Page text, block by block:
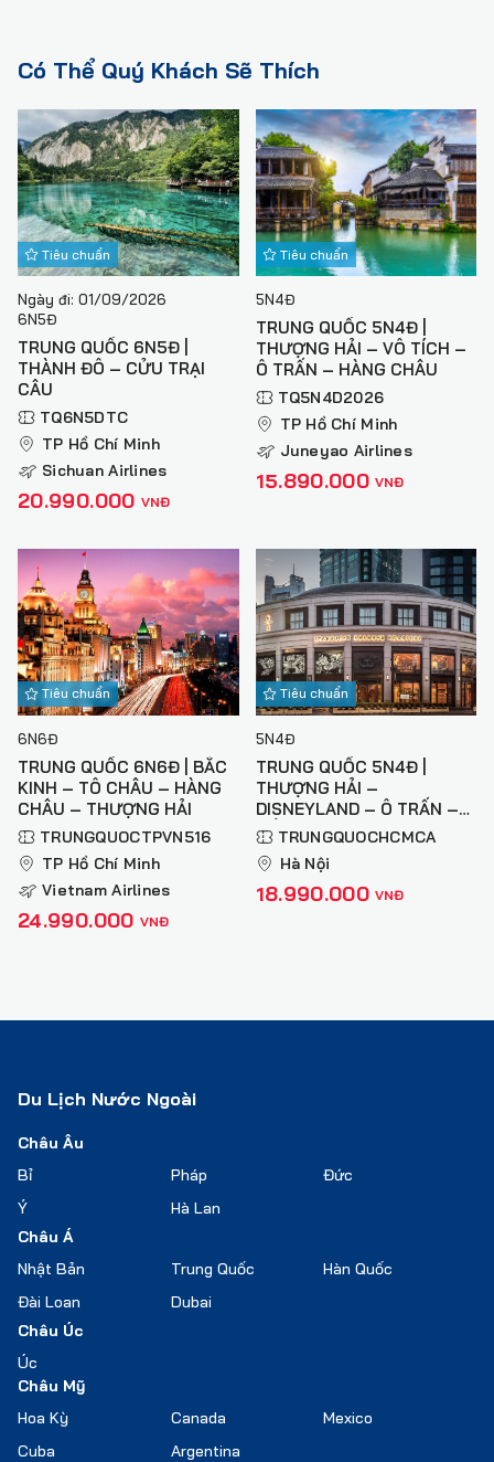
Từ 29 đến 15 ngày: 90% giá tour.
Trong vòng 14 ngày: 100% giá tour.
Thời gian hủy tour được tính là ngày làm việc, không tính
thứ bảy, chủ nhật và các ngày lễ, tết. Hủy tour được xem
là thành công khi có xác nhận của Lửa Việt bằng email
hoặc văn bản.
Có Thể Quý Khách Sẽ Thích
Tiêu chuẩn
Ngày đi: 01/09/2026
6N5Đ
TRUNG QUỐC 6N5Đ |
THÀNH ĐÔ – CỬU TRẠI
CÂU
TQ6N5DTC
TP Hồ Chí Minh
Sichuan Airlines
20.990.000 VNĐ
Tiêu chuẩn
5N4Đ
TRUNG QUỐC 5N4Đ |
THƯỢNG HẢI – VÔ TÍCH –
Ô TRẤN – HÀNG CHÂU
TQ5N4D2026
TP Hồ Chí Minh
Juneyao Airlines
15.890.000 VNĐ
Tiêu chuẩn
6N6Đ
TRUNG QUỐC 6N6Đ | BẮC
KINH – TÔ CHÂU – HÀNG
CHÂU – THƯỢNG HẢI
TRUNGQUOCTPVN516
TP Hồ Chí Minh
Vietnam Airlines
24.990.000 VNĐ
Tiêu chuẩn
5N4Đ
TRUNG QUỐC 5N4Đ |
THƯỢNG HẢI –
DISNEYLAND – Ô TRẤN –
HỒ THANH SƠN – HÀNG
CHÂU (NO SHOPPING)
TRUNGQUOCHCMCA
Hà Nội
18.990.000 VNĐ
Du Lịch Nước Ngoài
Châu Âu
Bỉ
Pháp
Đức
Ý
Hà Lan
Châu Á
Nhật Bản
Trung Quốc
Hàn Quốc
Đài Loan
Dubai
Châu Úc
Úc
Châu Mỹ
Hoa Kỳ
Canada
Mexico
Cuba
Argentina